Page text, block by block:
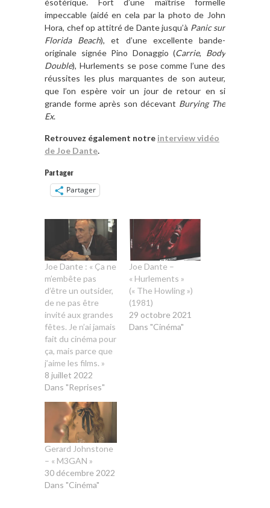
ésotérique. Fort d’une maîtrise formelle
impeccable (aidé en cela par la photo de John
Hora, chef op attitré de Dante jusqu’à Panic sur
Florida Beach), et d’une excellente bande-
originale signée Pino Donaggio (Carrie, Body
Double), Hurlements se pose comme l’une des
réussites les plus marquantes de son auteur,
que l’on espère voir un jour de retour en si
grande forme après son décevant Burying The
Ex.
Retrouvez également notre interview vidéo
de Joe Dante.
Partager
Partager
Joe Dante : « Ça ne
m’embête pas
d’être un outsider,
de ne pas être
invité aux grandes
fêtes. Je n’ai jamais
fait du cinéma pour
ça, mais parce que
j’aime les films. »
8 juillet 2022
Dans "Reprises"
Joe Dante –
« Hurlements »
(« The Howling »)
(1981)
29 octobre 2021
Dans "Cinéma"
Gerard Johnstone
– « M3GAN »
30 décembre 2022
Dans "Cinéma"